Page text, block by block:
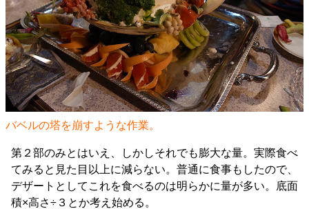
バベルの塔を崩すような作業。
第２部のみとはいえ、しかしそれでも膨大な量。実際食べ
てみると見た目以上に減らない。普通に食事もしたので、
デザートとしてこれを食べるのは明らかに量が多い。底面
積×高さ÷３とか考え始める。